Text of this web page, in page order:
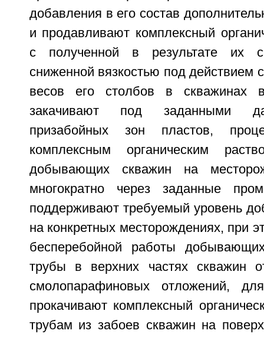
добавления в его состав
и продавливают комплексный
с полученной в результате их
сниженной вязкостью под действием
весов его столбов в скважинах
закачивают под заданными
призабойных зон пластов,
комплексным органическим
добывающих скважин на
многократно через заданные
поддерживают требуемый уровень
на конкретных месторождениях, при
бесперебойной работы
трубы в верхних частях скважин
смолопарафиновых отложений,
прокачивают комплексный
трубам из забоев скважин на